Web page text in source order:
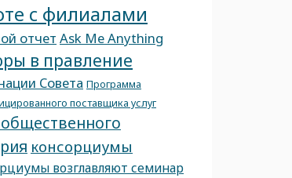
с филиалами
отчет Ask Me Anything
в правление
Совета Программа
поставщика услуг
консорциумы
возглавляют семинар